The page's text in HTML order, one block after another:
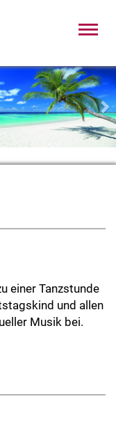
einer Tanzstunde
und allen
Musik bei.